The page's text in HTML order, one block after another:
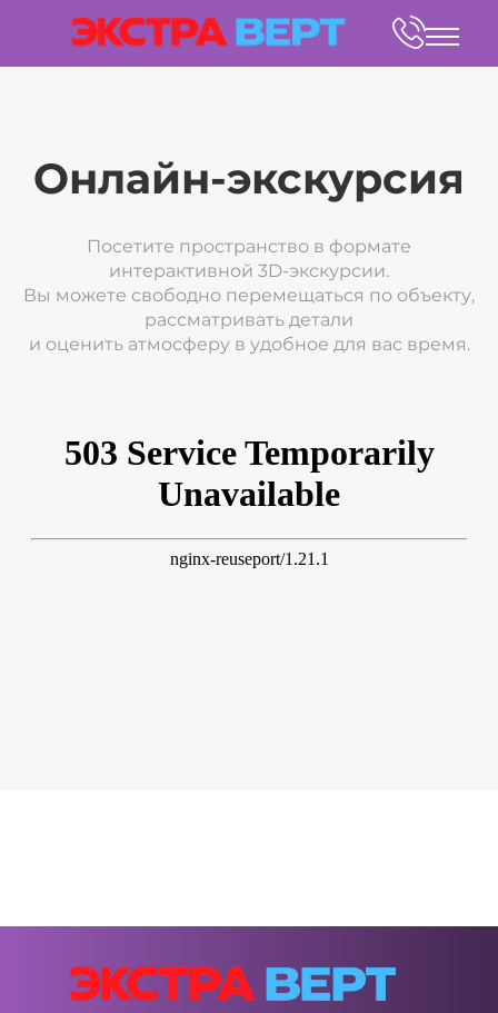
Онлайн-экскурсия
Посетите пространство в формате
интерактивной 3D-экскурсии.
Вы можете свободно перемещаться по объекту,
рассматривать детали
и оценить атмосферу в удобное для вас время.